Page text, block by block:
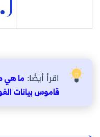
اقرأ أيضًا:
قاموس بيانات